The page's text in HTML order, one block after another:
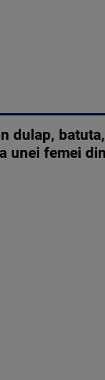
dulap,
unei femei